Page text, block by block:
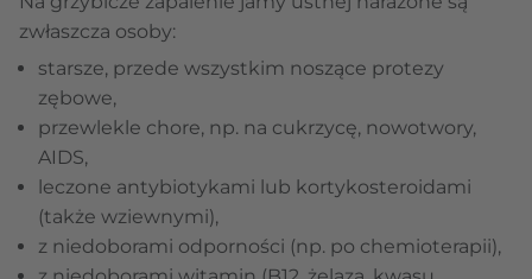
zwłaszcza osoby:
starsze, przede wszystkim noszące protezy
zębowe,
przewlekle chore, np. na cukrzycę, nowotwory,
AIDS,
leczone antybiotykami lub kortykosteroidami
(także wziewnymi),
z niedoborami odporności (np. po chemioterapii),